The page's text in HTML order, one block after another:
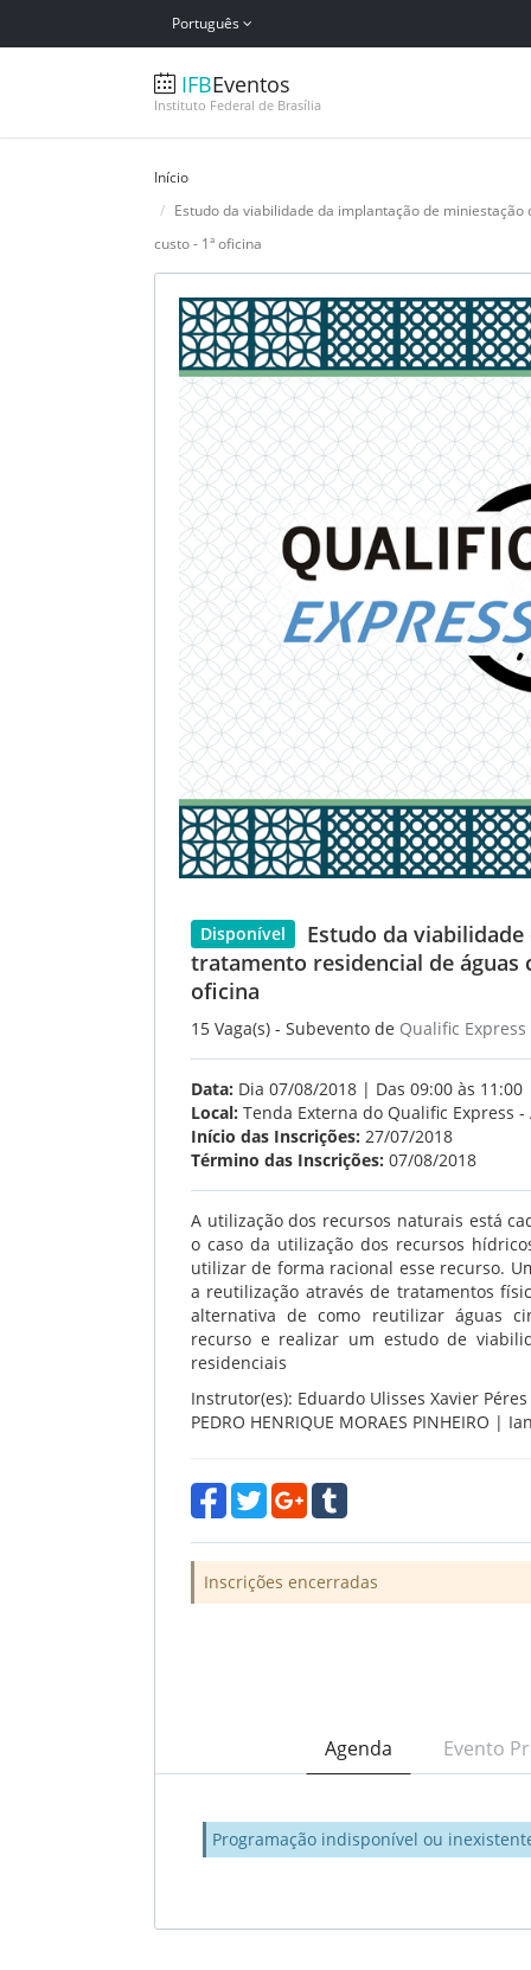
Português
IFBEventos
Instituto Federal de Brasília
Início
Estudo da viabilidade da implantação de
custo - 1ª oficina
Disponível
Estudo da
tratamento residencial de águas
oficina
15 Vaga(s) - Subevento de Qualific Express
Data: Dia 07/08/2018 | Das 09:00 às 11:00
Local: Tenda Externa do Qualific Express -
Início das Inscrições: 27/07/2018
Término das Inscrições: 07/08/2018
A utilização dos recursos naturais está
o caso da utilização dos recursos
utilizar de forma racional esse recurso.
a reutilização através de tratamentos
alternativa de como reutilizar águas
recurso e realizar um estudo de
residenciais
Instrutor(es): Eduardo Ulisses Xavier
PEDRO HENRIQUE MORAES PINHEIRO
Inscrições encerradas
Agenda Evento
Programação indisponível ou